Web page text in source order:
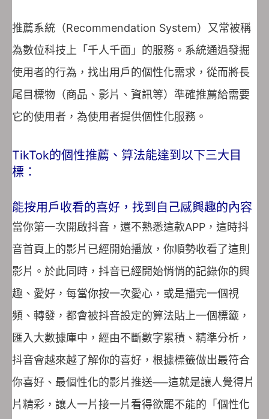
推薦系統（Recommendation System）又常被稱
為數位科技上「千人千面」的服務。系統通過發掘
使用者的行為，找出用戶的個性化需求，從而將長
尾目標物（商品、影片、資訊等）準確推薦給需要
它的使用者，為使用者提供個性化服務。
TikTok的個性推薦、算法能達到以下三大目
標：
能按用戶收看的喜好，找到自己感興趣的內容
當你第一次開啟抖音，還不熟悉這款APP，這時抖
音首頁上的影片已經開始播放，你順勢收看了這則
影片。於此同時，抖音已經開始悄悄的記錄你的興
趣、愛好，每當你按一次愛心，或是播完一個視
頻、轉發，都會被抖音設定的算法貼上一個標籤，
匯入大數據庫中，經由不斷數字累積、精準分析，
抖音會越來越了解你的喜好，根據標籤做出最符合
你喜好、最個性化的影片推送──這就是讓人覺得片
片精彩，讓人一片接一片看得欲罷不能的「個性化